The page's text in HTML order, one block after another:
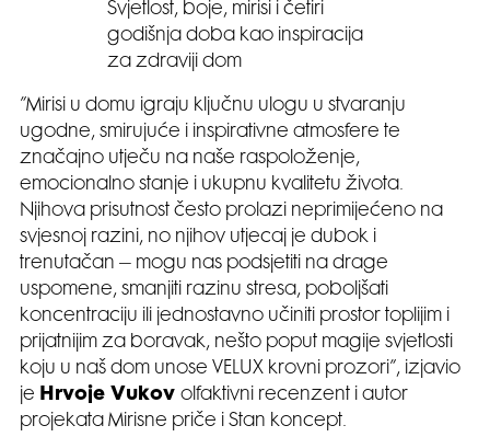
Svjetlost, boje, mirisi i četiri
godišnja doba kao inspiracija
za zdraviji dom
”Mirisi u domu igraju ključnu ulogu u stvaranju
ugodne, smirujuće i inspirativne atmosfere te
značajno utječu na naše raspoloženje,
emocionalno stanje i ukupnu kvalitetu života.
Njihova prisutnost često prolazi neprimijećeno na
svjesnoj razini, no njihov utjecaj je dubok i
trenutačan – mogu nas podsjetiti na drage
uspomene, smanjiti razinu stresa, poboljšati
koncentraciju ili jednostavno učiniti prostor toplijim i
prijatnijim za boravak, nešto poput magije svjetlosti
koju u naš dom unose VELUX krovni prozori”, izjavio
je Hrvoje Vukov olfaktivni recenzent i autor
projekata Mirisne priče i Stan koncept.